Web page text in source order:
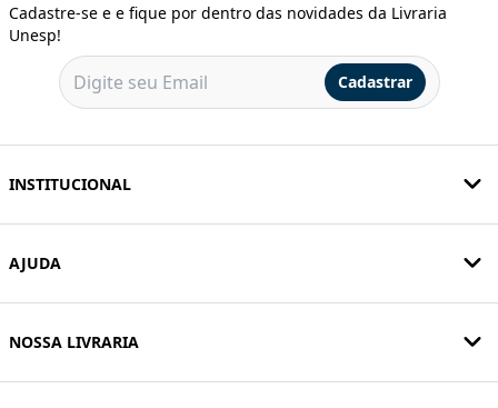
Cadastre-se e e fique por dentro das novidades da Livraria
Unesp!
Cadastrar
INSTITUCIONAL
AJUDA
NOSSA LIVRARIA